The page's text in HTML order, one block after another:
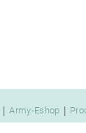
| Army-Eshop |